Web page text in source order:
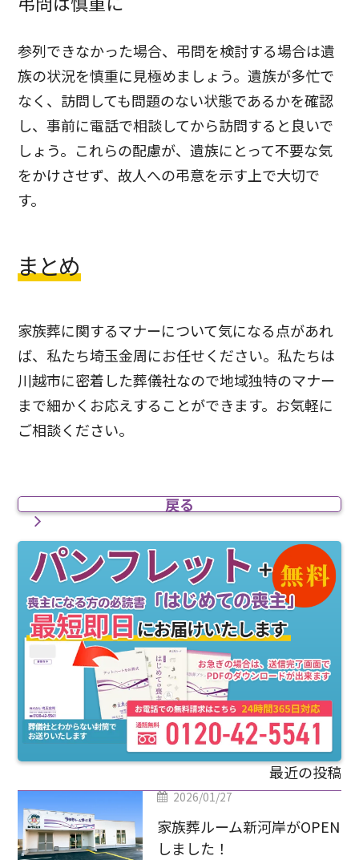
参列できなかった場合、弔問を検討する場合は遺
族の状況を慎重に見極めましょう。遺族が多忙で
なく、訪問しても問題のない状態であるかを確認
し、事前に電話で相談してから訪問すると良いで
しょう。 これらの配慮が、遺族にとって不要な気
をかけさせず、故人への弔意を示す上で大切で
す。
まとめ
家族葬に関するマナーについて気になる点があれ
ば、私たち埼玉金周にお任せください。私たちは
川越市に密着した葬儀社なので地域独特のマナー
まで細かくお応えすることができます。お気軽に
ご相談ください。
戻る
最近の投稿
2026/01/27
家族葬ルーム新河岸がOPEN
しました！